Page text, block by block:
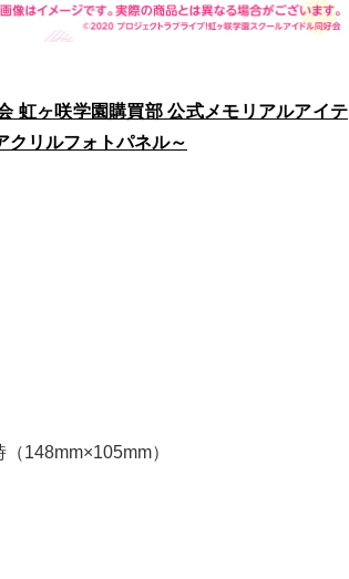
虹ヶ咲学園購買部 公式メモリアルアイテ
クリルフォトパネル～
148mm×105mm）